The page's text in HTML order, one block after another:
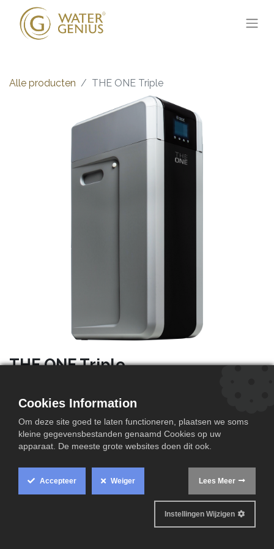
Alle producten THE ONE Triple
THE ONE Triple
dan is het wel The OneTT. Vergeet de status quo.
definitief op haar kop zal zetten. Gedurfder, efficiënter
en intelligenter dankzij de Think Twice Technology™.
Choose The OneTT
Cookies Information
Om deze site goed te laten functioneren, plaatsen we soms
kleine gegevensbestanden genaamd Cookies op uw
apparaat. De meeste grote websites doen dit ook.
Accepteer Weiger Lees Meer
Instellingen Wijzigen